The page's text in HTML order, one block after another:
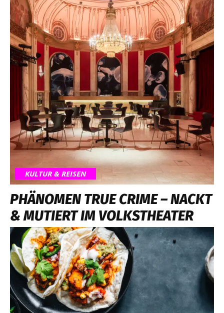
KULTUR & REISEN
PHÄNOMEN TRUE CRIME – NACKT
& MUTIERT IM VOLKSTHEATER